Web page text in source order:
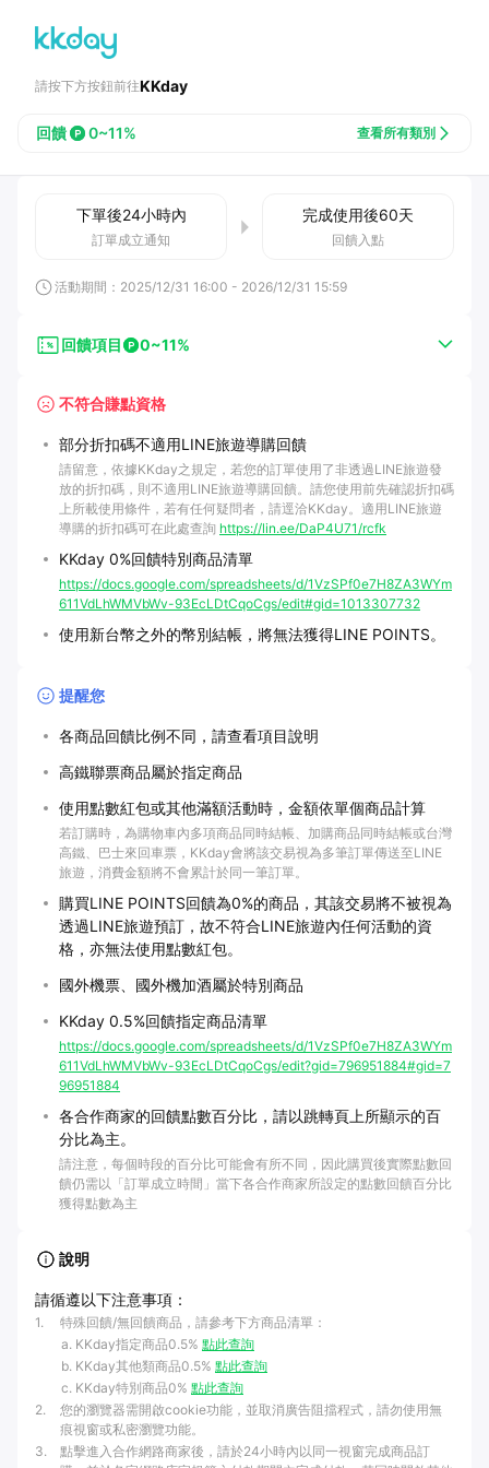
請按下方按鈕前往KKday
回饋 0~11% 查看所有類別
下單後24小時內
訂單成立通知
完成使用後60天
回饋入點
活動期間： 2025/12/31 16:00 - 2026/12/31 15:59
回饋項目 0~11%
不符合賺點資格
部分折扣碼不適用LINE旅遊導購回饋
請留意，依據KKday之規定，若您的訂單使用了非透過LINE旅遊發
放的折扣碼，則不適用LINE旅遊導購回饋。請您使用前先確認折扣碼
上所載使用條件，若有任何疑問者，請逕洽KKday。適用LINE旅遊
導購的折扣碼可在此處查詢 https://lin.ee/DaP4U71/rcfk
KKday 0%回饋特別商品清單
https://docs.google.com/spreadsheets/d/1VzSPf0e7H8ZA3WYm
611VdLhWMVbWv-93EcLDtCqoCgs/edit#gid=1013307732
使用新台幣之外的幣別結帳，將無法獲得LINE POINTS。
提醒您
各商品回饋比例不同，請查看項目說明
高鐵聯票商品屬於指定商品
使用點數紅包或其他滿額活動時，金額依單個商品計算
若訂購時，為購物車內多項商品同時結帳、加購商品同時結帳或台灣
高鐵、巴士來回車票，KKday會將該交易視為多筆訂單傳送至LINE
旅遊，消費金額將不會累計於同一筆訂單。
購買LINE POINTS回饋為0%的商品，其該交易將不被視為
透過LINE旅遊預訂，故不符合LINE旅遊內任何活動的資
格，亦無法使用點數紅包。
國外機票、國外機加酒屬於特別商品
KKday 0.5%回饋指定商品清單
https://docs.google.com/spreadsheets/d/1VzSPf0e7H8ZA3WYm
611VdLhWMVbWv-93EcLDtCqoCgs/edit?gid=796951884#gid=7
96951884
各合作商家的回饋點數百分比，請以跳轉頁上所顯示的百
分比為主。
請注意，每個時段的百分比可能會有所不同，因此購買後實際點數回
饋仍需以「訂單成立時間」當下各合作商家所設定的點數回饋百分比
獲得點數為主
說明
請循遵以下注意事項：
1.
特殊回饋/無回饋商品，請參考下方商品清單：
KKday指定商品0.5% 點此查詢
KKday其他類商品0.5% 點此查詢
KKday特別商品0% 點此查詢
2.
您的瀏覽器需開啟cookie功能，並取消廣告阻擋程式，請勿使用無
痕視窗或私密瀏覽功能。
3.
點擊進入合作網路商家後，請於24小時內以同一視窗完成商品訂